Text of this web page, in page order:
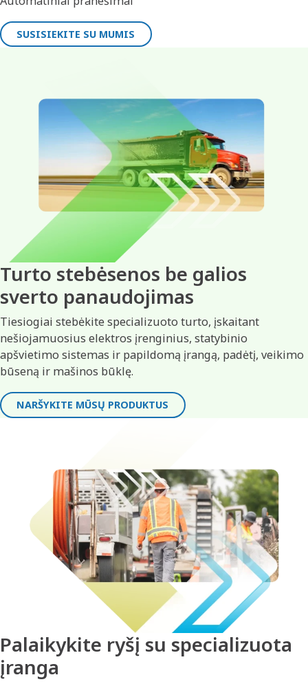
SUSISIEKITE SU MUMIS
Turto stebėsenos be galios
sverto panaudojimas
Tiesiogiai stebėkite specializuoto turto, įskaitant
nešiojamuosius elektros įrenginius, statybinio
apšvietimo sistemas ir papildomą įrangą, padėtį, veikimo
būseną ir mašinos būklę.
NARŠYKITE MŪSŲ PRODUKTUS
Palaikykite ryšį su specializuota
įranga